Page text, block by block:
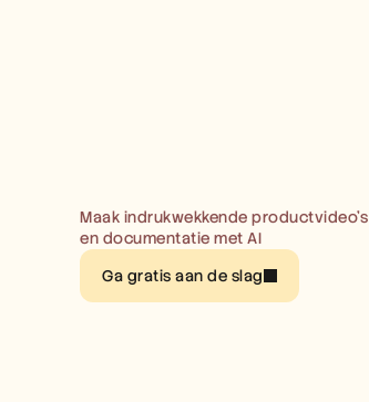
Maak indrukwekkende productvideo’s
en documentatie met AI
Ga gratis aan de slag